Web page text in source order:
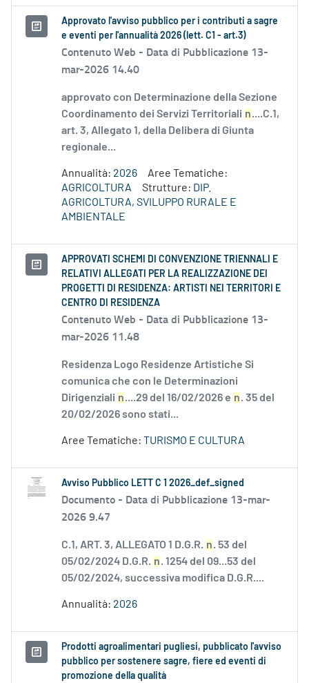
Approvato l'avviso pubblico per i contributi a sagre
e eventi per l'annualità 2026 (lett. C1 - art.3)
Contenuto Web - Data di Pubblicazione 13-
mar-2026 14.40
approvato con Determinazione della Sezione
Coordinamento dei Servizi Territoriali n....C.1,
art. 3, Allegato 1, della Delibera di Giunta
regionale...
Annualità: 2026
Aree Tematiche:
AGRICOLTURA
Strutture: DIP.
AGRICOLTURA, SVILUPPO RURALE E
AMBIENTALE
APPROVATI SCHEMI DI CONVENZIONE TRIENNALI E
RELATIVI ALLEGATI PER LA REALIZZAZIONE DEI
PROGETTI DI RESIDENZA: ARTISTI NEI TERRITORI E
CENTRO DI RESIDENZA
Contenuto Web - Data di Pubblicazione 13-
mar-2026 11.48
Residenza Logo Residenze Artistiche Si
comunica che con le Determinazioni
Dirigenziali n....29 del 16/02/2026 e n. 35 del
20/02/2026 sono stati...
Aree Tematiche: TURISMO E CULTURA
Avviso Pubblico LETT C 1 2026_def_signed
Documento - Data di Pubblicazione 13-mar-
2026 9.47
C.1, ART. 3, ALLEGATO 1 D.G.R. n. 53 del
05/02/2024 D.G.R. n. 1254 del 09...53 del
05/02/2024, successiva modifica D.G.R....
Annualità: 2026
Prodotti agroalimentari pugliesi, pubblicato l'avviso
pubblico per sostenere sagre, fiere ed eventi di
promozione della qualità